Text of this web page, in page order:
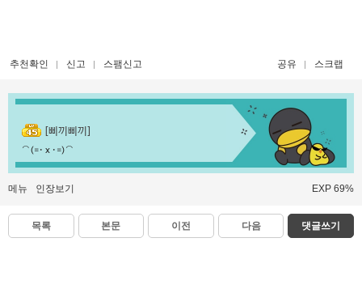
추천확인 신고 스팸신고 공유 스크랩
[삐끼삐끼]
⌒(=･ x ･=)⌒
메뉴 인장보기 EXP 69%
목록 본문 이전 다음 댓글쓰기